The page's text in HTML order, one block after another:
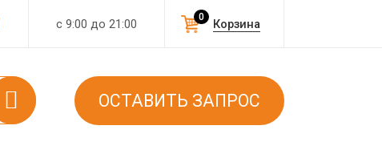
с 9:00 до 21:00 Корзина
0
ОСТАВИТЬ ЗАПРОС